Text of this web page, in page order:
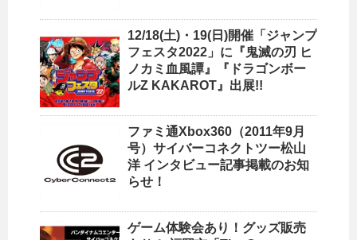
12/18(土)・19(日)開催「ジャンプ
フェスタ2022」に『鬼滅の刃 ヒ
ノカミ血風譚』『ドラゴンボー
ルZ KAKAROT』出展!!
ファミ通Xbox360（2011年9月
号）サイバーコネクトツー松山
洋 インタビュー記事掲載のお知
らせ！
ゲーム体験会あり！グッズ販売